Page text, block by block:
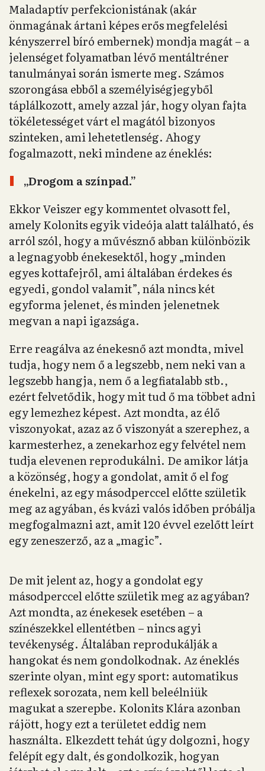
Maladaptív perfekcionistának (akár
önmagának ártani képes erős megfelelési
kényszerrel bíró embernek) mondja magát – a
jelenséget folyamatban lévő mentáltréner
tanulmányai során ismerte meg. Számos
szorongása ebből a személyiségjegyből
táplálkozott, amely azzal jár, hogy olyan fajta
tökéletességet várt el magától bizonyos
szinteken, ami lehetetlenség. Ahogy
fogalmazott, neki mindene az éneklés:
„Drogom a színpad.”
Ekkor Veiszer egy kommentet olvasott fel,
amely Kolonits egyik videója alatt található, és
arról szól, hogy a művésznő abban különbözik
a legnagyobb énekesektől, hogy „minden
egyes kottafejről, ami általában érdekes és
egyedi, gondol valamit”, nála nincs két
egyforma jelenet, és minden jelenetnek
megvan a napi igazsága.
Erre reagálva az énekesnő azt mondta, mivel
tudja, hogy nem ő a legszebb, nem neki van a
legszebb hangja, nem ő a legfiatalabb stb.,
ezért felvetődik, hogy mit tud ő ma többet adni
egy lemezhez képest. Azt mondta, az élő
viszonyokat, azaz az ő viszonyát a szerephez, a
karmesterhez, a zenekarhoz egy felvétel nem
tudja elevenen reprodukálni. De amikor látja
a közönség, hogy a gondolat, amit ő el fog
énekelni, az egy másodperccel előtte születik
meg az agyában, és kvázi valós időben próbálja
megfogalmazni azt, amit 120 évvel ezelőtt leírt
egy zeneszerző, az a „magic”.
De mit jelent az, hogy a gondolat egy
másodperccel előtte születik meg az agyában?
Azt mondta, az énekesek esetében – a
színészekkel ellentétben – nincs agyi
tevékenység. Általában reprodukálják a
hangokat és nem gondolkodnak. Az éneklés
szerinte olyan, mint egy sport: automatikus
reflexek sorozata, nem kell beleélniük
magukat a szerepbe. Kolonits Klára azonban
rájött, hogy ezt a területet eddig nem
használta. Elkezdett tehát úgy dolgozni, hogy
felépít egy dalt, és gondolkozik, hogyan